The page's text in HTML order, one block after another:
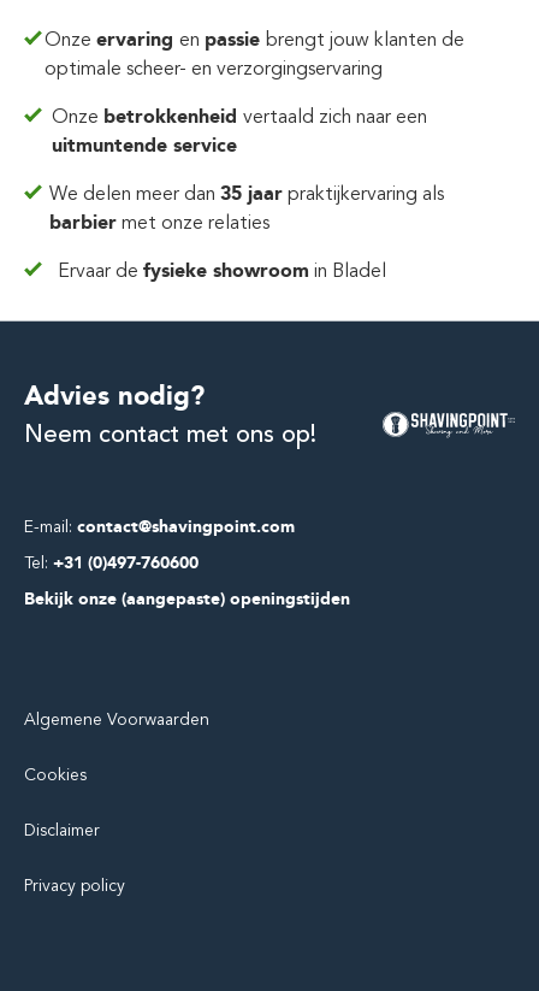
Onzeervaringen passie brengt jouw klanten de
optimale scheer- en verzorgingservaring
Onze betrokkenheid vertaald zich naar een
uitmuntende service
We delen meer dan 35 jaar praktijkervaring als
barbier met onze relaties
Ervaar de fysieke showroom in Bladel
E-mail: contact@shavingpoint.com
Tel: +31 (0)497-760600
Bekijk onze (aangepaste) openingstijden
Advies nodig?
Neem contact met ons op!
Algemene Voorwaarden
Cookies
Disclaimer
Privacy policy